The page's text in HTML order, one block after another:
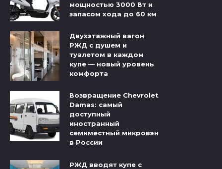
мощностью 3000 Вт и
запасом хода до 60 км
Двухэтажный вагон
РЖД с душем и
туалетом в каждом
купе — новый уровень
комфорта
Возвращение Chevrolet
Damas: самый
доступный
иностранный
семиместный микровэн
в России
РЖД вводят купе с